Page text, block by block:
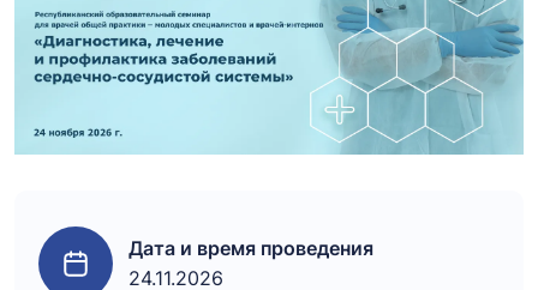
Дата и время проведения
24.11.2026
Войти в личный
Войти в личный